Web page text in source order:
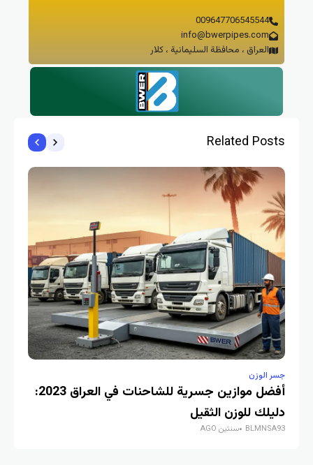
009647706545544
info@bwerpipes.com
العراق ، محافظة السليمانية ، كلار
Related Posts
جسر الوزن
أفضل موازين جسرية للشاحنات في العراق 2023:
دليلك للوزن الثقيل
BLMNSA93 سنتين AGO